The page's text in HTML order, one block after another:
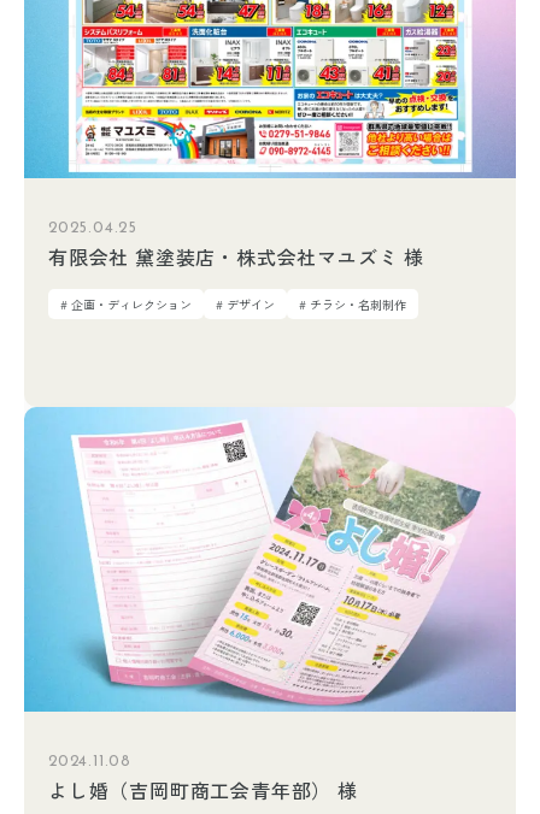
2025.04.25
有限会社 黛塗装店・株式会社マユズミ 様
# 企画・ディレクション # デザイン # チラシ・名刺制作
2024.11.08
よし婚（吉岡町商工会青年部） 様